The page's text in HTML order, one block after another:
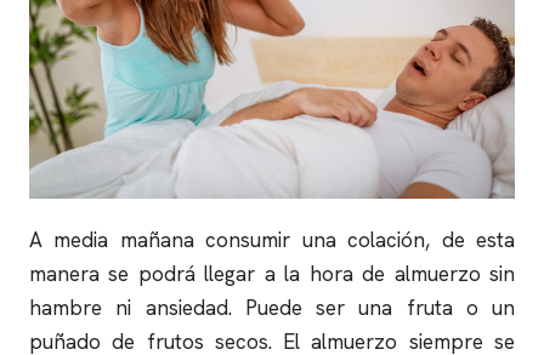
A media mañana consumir una colación, de esta
manera se podrá llegar a la hora de almuerzo sin
hambre ni ansiedad. Puede ser una fruta o un
puñado de frutos secos. El almuerzo siempre se